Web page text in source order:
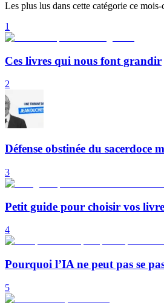
Les plus lus dans cette catégorie ce mois-
1
Ces livres qui nous font grandir
2
Défense obstinée du sacerdoce
3
Petit guide pour choisir vos
4
Pourquoi l’IA ne peut pas se
5